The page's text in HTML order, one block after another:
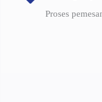
Proses